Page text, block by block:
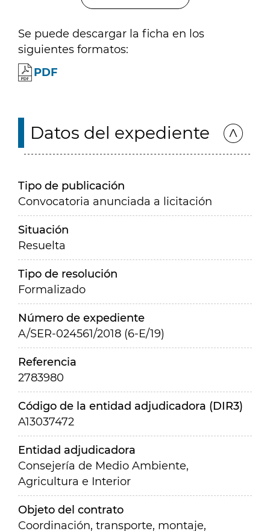
Se puede descargar la ficha en los
siguientes formatos:
PDF
Datos del expediente
Tipo de publicación
Convocatoria anunciada a licitación
Situación
Resuelta
Tipo de resolución
Formalizado
Número de expediente
A/SER-024561/2018 (6-E/19)
Referencia
2783980
Código de la entidad adjudicadora (DIR3)
A13037472
Entidad adjudicadora
Consejería de Medio Ambiente,
Agricultura e Interior
Objeto del contrato
Coordinación, transporte, montaje,